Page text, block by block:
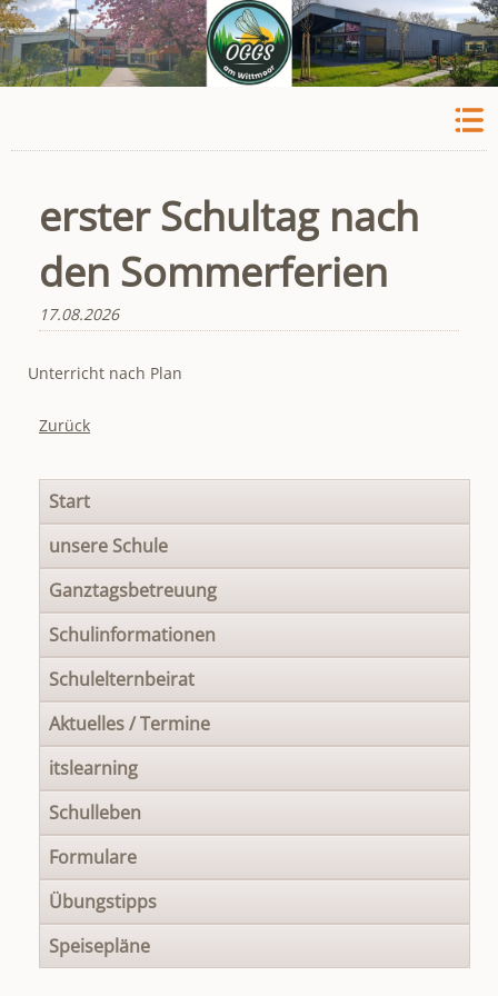
erster Schultag nach
den Sommerferien
17.08.2026
Unterricht nach Plan
Zurück
Navigation
überspringen
Start
unsere Schule
Ganztagsbetreuung
Schulinformationen
Schulelternbeirat
Aktuelles / Termine
itslearning
Schulleben
Formulare
Übungstipps
Speisepläne